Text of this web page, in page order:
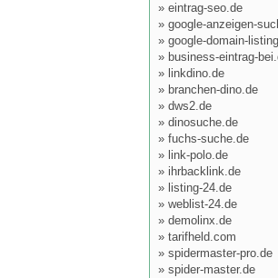
» eintrag-seo.de
» google-anzeigen-
» google-domain-
» business-eintrag-
» linkdino.de
» branchen-dino.de
» dws2.de
» dinosuche.de
» fuchs-suche.de
» link-polo.de
» ihrbacklink.de
» listing-24.de
» weblist-24.de
» demolinx.de
» tarifheld.com
» spidermaster-pro.de
» spider-master.de